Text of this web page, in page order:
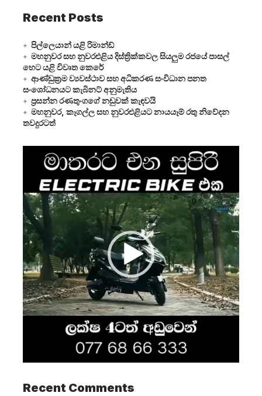
Recent Posts
පිල්ලෙයාන් යළි රිමාන්ඩ්
මහනුවර සහ නුවරඑළිය දිස්ත්‍රික්කවල සියලුම රජයේ පාසල්
හෙට යළි විවෘත කෙරේ
ආණ්ඩුක්‍රම ව්‍යවස්ථාව සහ අධිකරණ සංවිධාන පනත
සංශෝධනයට කැබිනට් අනුමැතිය
ප්‍රසන්න රණතුංගගේ නඩුවක් කැඳවයි
මහනුවර, කෑගල්ල සහ නුවරඑළියට නායයෑම් රතු නිවේදන
තවදුරටත්
Player
Recent Comments